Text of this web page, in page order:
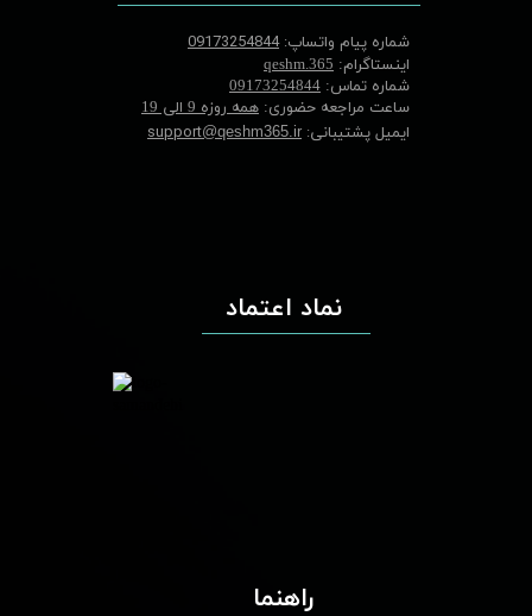
شماره پیام واتساپ:09173254844
اینستاگرام: qeshm.365
شماره تماس: 09173254844
ساعت مراجعه حضوری: همه روزه 9 الی 19
ایمیل پشتیبانی: support@qeshm365.ir
نماد اعتماد
راهنما